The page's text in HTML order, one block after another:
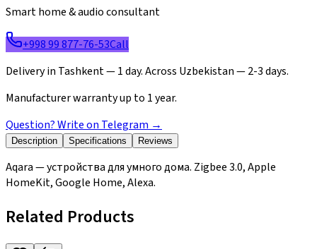
Smart home & audio consultant
+998 99 877-76-53Call
Delivery in Tashkent — 1 day. Across Uzbekistan — 2-3 days.
Manufacturer warranty up to 1 year.
Question? Write on Telegram →
Description Specifications Reviews
Aqara — устройства для умного дома. Zigbee 3.0, Apple
HomeKit, Google Home, Alexa.
Related Products